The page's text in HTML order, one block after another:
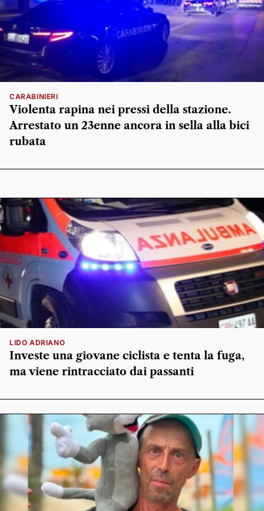
CARABINIERI
Violenta rapina nei pressi della stazione.
Arrestato un 23enne ancora in sella alla bici
rubata
LIDO ADRIANO
Investe una giovane ciclista e tenta la fuga,
ma viene rintracciato dai passanti